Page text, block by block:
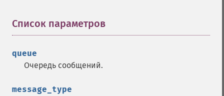
Список параметров
queue
Очередь сообщений.
message_type